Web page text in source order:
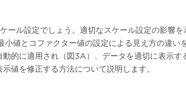
ル設定でしょう。適切なスケール設定の影響
値とコファクター値の設定による見え方の違い
に適用され（図3A）、データを適切に表示す
値を修正する方法について説明します。